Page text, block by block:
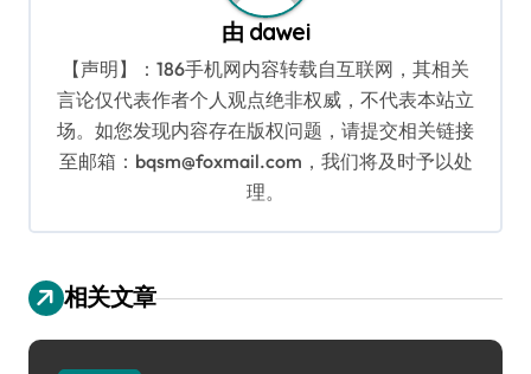
由 dawei
【声明】：186手机网内容转载自互联网，其相关
言论仅代表作者个人观点绝非权威，不代表本站立
场。如您发现内容存在版权问题，请提交相关链接
至邮箱：bqsm@foxmail.com，我们将及时予以处
理。
相关文章